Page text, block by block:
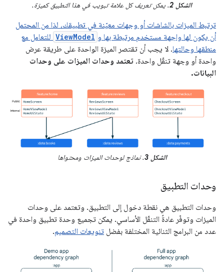
الشكل 2 . يمكن تعريف كل علامة تبويب في هذا التطبيق كميزة.
ترتبط الميزات بالشاشات أو وجهات معيّنة في تطبيقك، لذا من المحتمل
أن يكون لها واجهة مستخدم مرتبطة بها و ViewModel للتعامل مع
منطقها وحالتها. لا يجب أن تقتصر الميزة الواحدة على طريقة عرض
واحدة أو وجهة تنقّل واحدة. تعتمد وحدات الميزات على وحدات
البيانات.
الشكل 3 . نماذج لوحدات الميزات ومحتواها
وحدات التطبيق
وحدات التطبيق هي نقطة دخول إلى التطبيق. وتعتمد على وحدات
الميزات وتوفّر عادةً التنقّل الأساسي. يمكن تجميع وحدة تطبيق واحدة في
عدد من البرامج الثنائية المختلفة بفضل تنويعات التصميم.